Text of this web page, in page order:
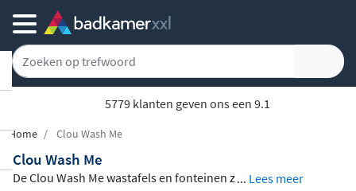
5779 klanten geven ons een 9.1
Home Clou Wash Me
Clou Wash Me
De Clou Wash Me wastafels en fonteinen z... Lees meer